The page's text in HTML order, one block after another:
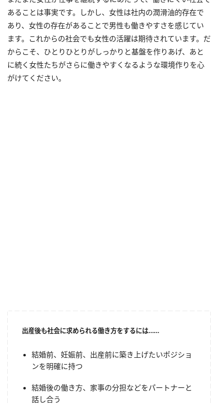
あることは事実です。しかし、女性は社内の潤滑油的存在で
あり、女性の存在があることで男性も働きやすさを感じてい
ます。これからの社会でも女性の活躍は期待されています。だ
からこそ、ひとりひとりがしっかりと基盤を作りあげ、あと
に続く女性たちがさらに働きやすくなるような環境作りを心
がけてください。
出産後も社会に求められる働き方をするには……
結婚前、妊娠前、出産前に築き上げたいポジショ
ンを明確に持つ
結婚後の働き方、家事の分担などをパートナーと
話し合う